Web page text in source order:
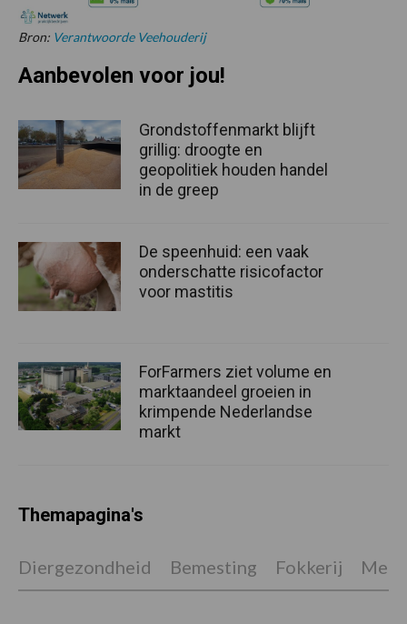
Bron: Verantwoorde Veehouderij
Aanbevolen voor jou!
Grondstoffenmarkt blijft
grillig: droogte en
geopolitiek houden handel
in de greep
De speenhuid: een vaak
onderschatte risicofactor
voor mastitis
ForFarmers ziet volume en
marktaandeel groeien in
krimpende Nederlandse
markt
Themapagina's
Diergezondheid Bemesting Fokkerij